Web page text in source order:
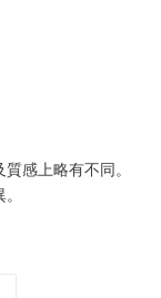
感上略有不同。